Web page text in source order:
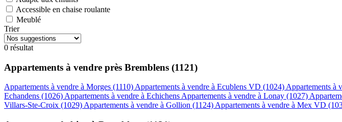
Accessible en chaise roulante
Meublé
Trier
0 résultat
Appartements à vendre près Bremblens (1121)
Appartements à vendre à Morges (1110) Appartements à vendre à Ecublens VD (1024) Appartements à
Echandens (1026) Appartements à vendre à Echichens Appartements à vendre à Lonay (1027)
Villars-Ste-Croix (1029) Appartements à vendre à Gollion (1124) Appartements à vendre à Mex VD